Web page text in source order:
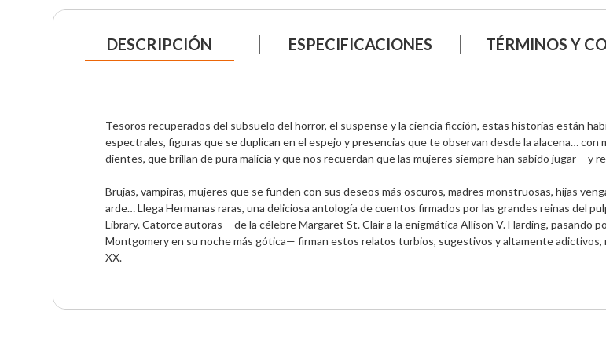
DESCRIPCIÓN ESPECIFICACIONES TÉRMINOS Y
Tesoros recuperados del subsuelo del horror, el suspense y la ciencia ficción, estas historias están
espectrales, figuras que se duplican en el espejo y presencias que te observan desde la alacena…
dientes, que brillan de pura malicia y que nos recuerdan que las mujeres siempre han sabido jugar —y
Brujas, vampiras, mujeres que se funden con sus deseos más oscuros, madres monstruosas, hijas
arde… Llega Hermanas raras, una deliciosa antología de cuentos firmados por las grandes reinas del
Library. Catorce autoras —de la célebre Margaret St. Clair a la enigmática Allison V. Harding, pasando
Montgomery en su noche más gótica— firman estos relatos turbios, sugestivos y altamente adictivos,
XX.